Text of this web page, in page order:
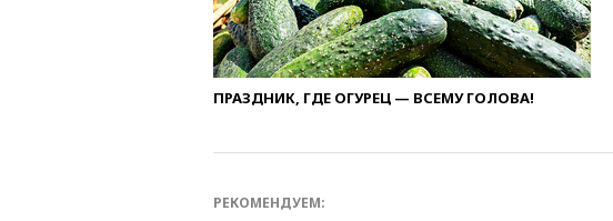
ПРАЗДНИК, ГДЕ ОГУРЕЦ — ВСЕМУ ГОЛОВА!
РЕКОМЕНДУЕМ: